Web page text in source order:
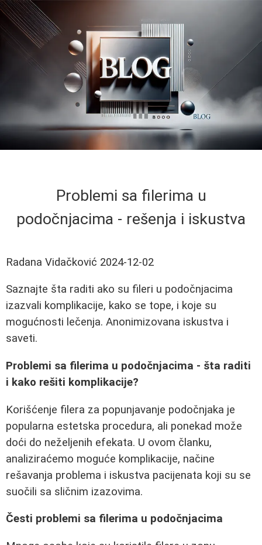
Problemi sa filerima u
podočnjacima - rešenja i iskustva
Radana Vidačković 2024-12-02
Saznajte šta raditi ako su fileri u podočnjacima
izazvali komplikacije, kako se tope, i koje su
mogućnosti lečenja. Anonimizovana iskustva i
saveti.
Problemi sa filerima u podočnjacima - šta raditi
i kako rešiti komplikacije?
Korišćenje filera za popunjavanje podočnjaka je
popularna estetska procedura, ali ponekad može
doći do neželjenih efekata. U ovom članku,
analiziraćemo moguće komplikacije, načine
rešavanja problema i iskustva pacijenata koji su se
suočili sa sličnim izazovima.
Česti problemi sa filerima u podočnjacima